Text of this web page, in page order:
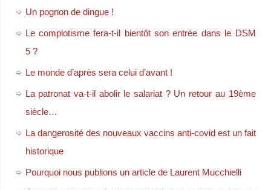
Un pognon de dingue !
Le complotisme fera-t-il bientôt son entrée dans le DSM
5 ?
Le monde d’après sera celui d’avant !
La patronat va-t-il abolir le salariat ? Un retour au 19ème
siècle…
La dangerosité des nouveaux vaccins anti-covid est un fait
historique
Pourquoi nous publions un article de Laurent Mucchielli